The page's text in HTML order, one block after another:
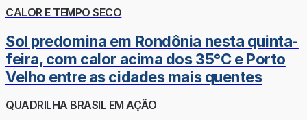
CALOR E TEMPO SECO
Sol predomina em Rondônia nesta quinta-
feira, com calor acima dos 35°C e Porto
Velho entre as cidades mais quentes
QUADRILHA BRASIL EM AÇÃO